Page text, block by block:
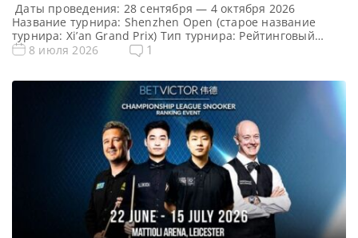
Даты проведения: 28 сентября — 4 октября 2026
Название турнира: Shenzhen Open (старое название
турнира: Xi’an Grand Prix) Тип турнира: Рейтинговый
Арена: Место проведения (населенный пункт, город,
Уильямс ( 2025 ) Турнирная таблица Shenzhen Open 2026:
Шэньчжэнь Опен 2026 — турнирная сетка рейтингового
8 июля 2026 1